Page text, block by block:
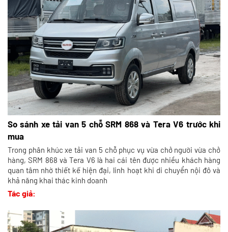
So sánh xe tải van 5 chỗ SRM 868 và Tera V6 trước khi
mua
Trong phân khúc xe tải van 5 chỗ phục vụ vừa chở người vừa chở
hàng, SRM 868 và Tera V6 là hai cái tên được nhiều khách hàng
quan tâm nhờ thiết kế hiện đại, linh hoạt khi di chuyển nội đô và
khả năng khai thác kinh doanh
Tác giả: